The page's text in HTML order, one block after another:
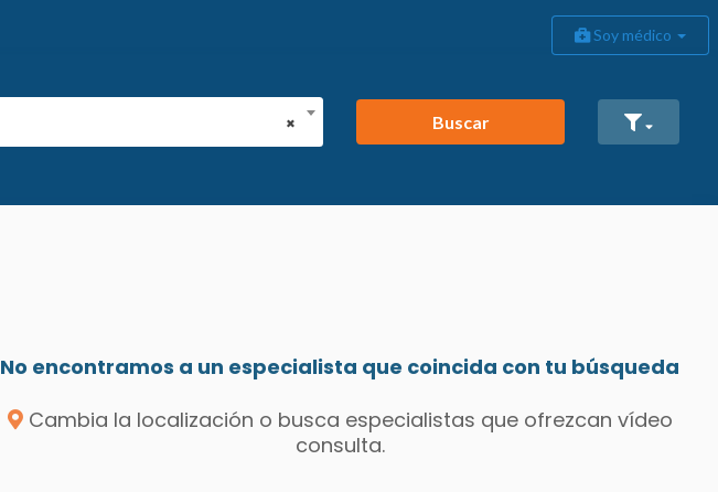
Soy médico
×
Buscar
No encontramos a un especialista que coincida con tu búsqueda
Cambia la localización o busca especialistas que ofrezcan vídeo
consulta.